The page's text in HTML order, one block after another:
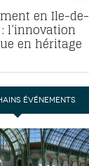
en Ile-de-
l’innovation
en héritage
ÉVÉNEMENTS